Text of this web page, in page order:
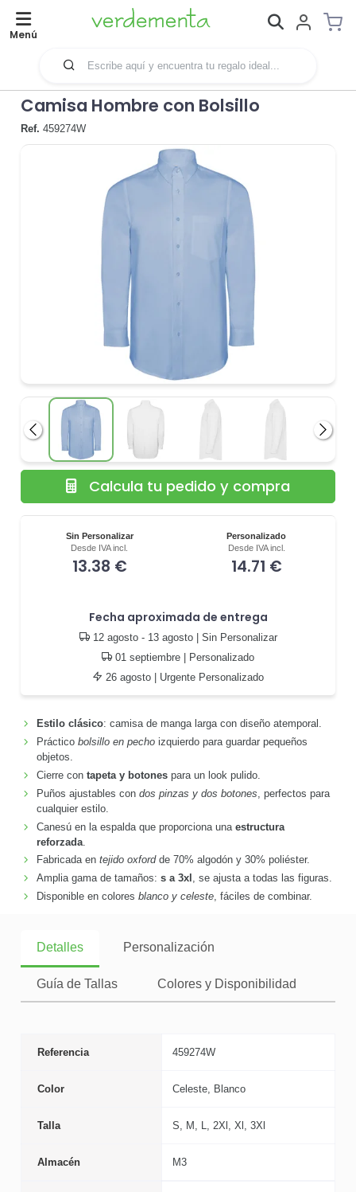
Menú
Camisa Hombre con Bolsillo
Ref. 459274W
Anterior
Sin Personalizar
Desde IVA incl.
13.38 €
Personalizado
Desde IVA incl.
14.71 €
Fecha aproximada de entrega
12 agosto - 13 agosto| Sin Personalizar
01 septiembre | Personalizado
26 agosto | Urgente Personalizado
Calcula tu pedido y compra
Estilo clásico: camisa de manga larga con diseño atemporal.
Práctico bolsillo en pechoizquierdo para guardar pequeños
objetos.
Cierre con tapeta y botonespara un look pulido.
Puños ajustables con dos pinzas y dos botones , perfectos para
cualquier estilo.
Canesú en la espalda que proporciona una estructura
reforzada.
Fabricada en tejido oxfordde 70% algodón y 30% poliéster.
Amplia gama de tamaños: s a 3xl , se ajusta a todas las figuras.
Disponible en colores blanco y celeste, fáciles de combinar.
Detalles Personalización
Guía de Tallas Colores y Disponibilidad
Referencia 459274W
Color Celeste, Blanco
Talla S, M, L, 2Xl, Xl, 3Xl
Almacén M3